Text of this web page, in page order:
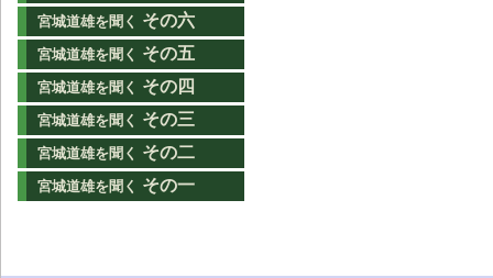
宮城道雄を聞く その六
宮城道雄を聞く その五
宮城道雄を聞く その四
宮城道雄を聞く その三
宮城道雄を聞く その二
宮城道雄を聞く その一